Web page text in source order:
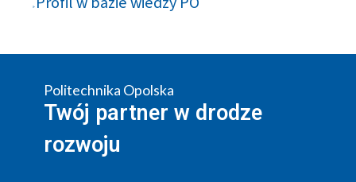
Politechnika Opolska
Twój partner w drodze
rozwoju